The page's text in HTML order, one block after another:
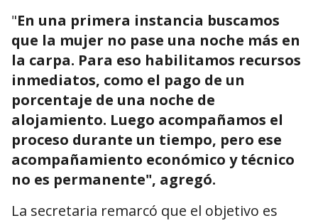
"En una primera instancia buscamos
que la mujer no pase una noche más en
la carpa. Para eso habilitamos recursos
inmediatos, como el pago de un
porcentaje de una noche de
alojamiento. Luego acompañamos el
proceso durante un tiempo, pero ese
acompañamiento económico y técnico
no es permanente", agregó.
La secretaria remarcó que el objetivo es